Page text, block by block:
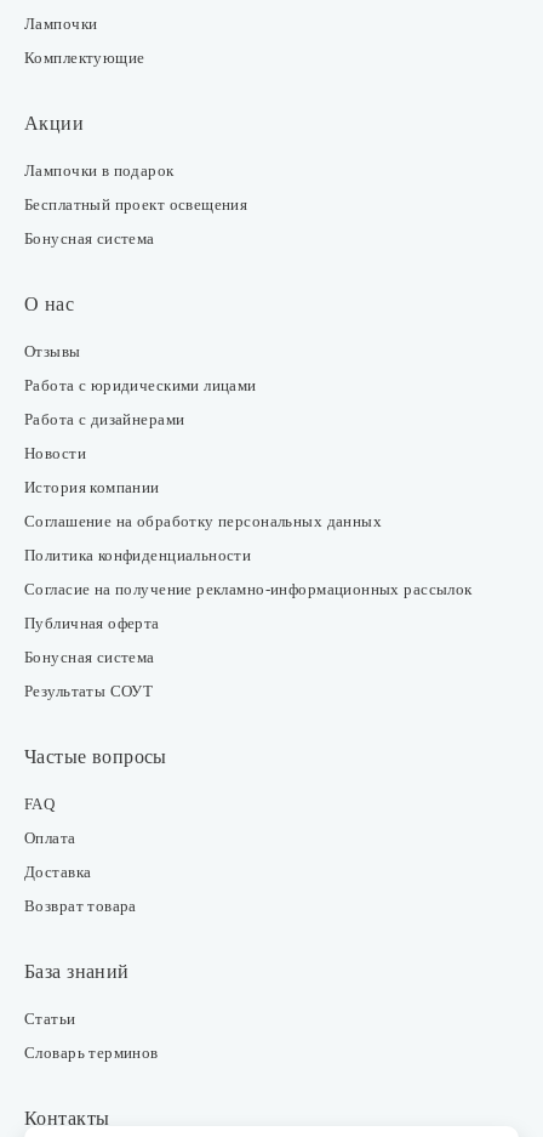
Лампочки
Комплектующие
Акции
Лампочки в подарок
Бесплатный проект освещения
Бонусная система
О нас
Отзывы
Работа с юридическими лицами
Работа с дизайнерами
Новости
История компании
Соглашение на обработку персональных данных
Политика конфиденциальности
Согласие на получение рекламно-информационных рассылок
Публичная оферта
Бонусная система
Результаты СОУТ
Частые вопросы
FAQ
Оплата
Доставка
Возврат товара
База знаний
Статьи
Словарь терминов
Контакты